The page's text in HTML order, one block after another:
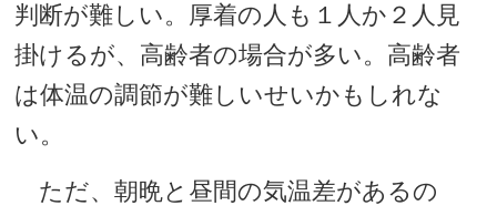
判断が難しい。厚着の人も１人か２人見
掛けるが、高齢者の場合が多い。高齢者
は体温の調節が難しいせいかもしれな
い。
ただ、朝晩と昼間の気温差があるの